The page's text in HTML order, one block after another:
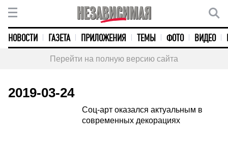
НОВОСТИ ГАЗЕТА ПРИЛОЖЕНИЯ ТЕМЫ ФОТО ВИДЕО
Перейти на полную версию сайта
2019-03-24
Соц-арт оказался актуальным в
современных декорациях